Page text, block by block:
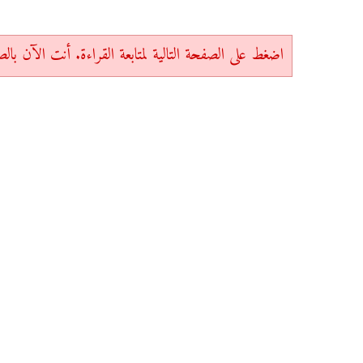
اضغط على الصفحة التالية لمتابعة القراءة. أنت الآن بالصفحة